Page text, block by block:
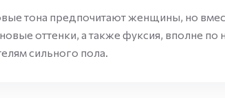
тона предпочитают женщины, но
оттенки, а также фуксия, вполне по
сильного пола.